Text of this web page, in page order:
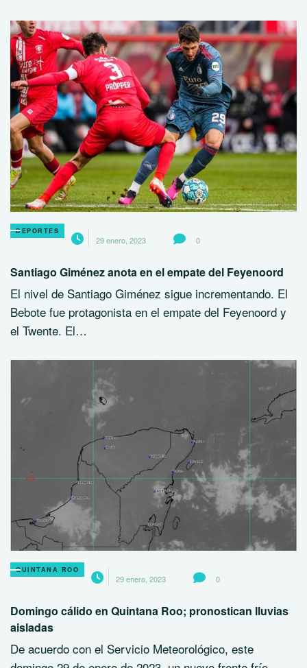
DEPORTES
29 enero, 2023 0
Santiago Giménez anota en el empate del Feyenoord
El nivel de Santiago Giménez sigue incrementando. El
Bebote fue protagonista en el empate del Feyenoord y
el Twente. El…
QUINTANA ROO
29 enero, 2023 0
Domingo cálido en Quintana Roo; pronostican lluvias
aisladas
De acuerdo con el Servicio Meteorológico, este